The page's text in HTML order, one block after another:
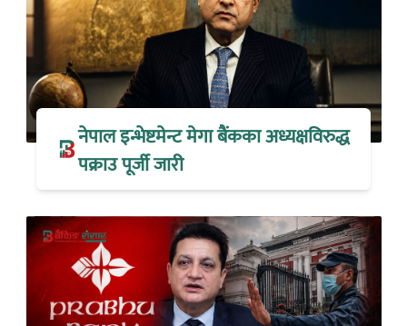
नेपाल इन्भेष्टमेन्ट मेगा बैंकका अध्यक्षविरुद्ध
पक्राउ पूर्जी जारी